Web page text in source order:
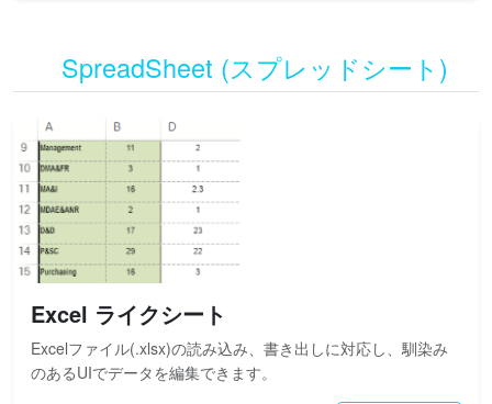
SpreadSheet (スプレッドシート)
Excel ライクシート
Excelファイル(.xlsx)の読み込み、書き出しに対応し、馴染み
のあるUIでデータを編集できます。